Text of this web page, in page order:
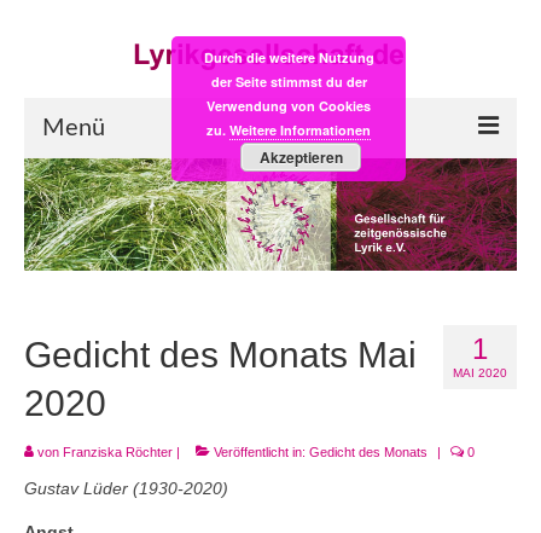
Menü
Start
LYRIK:POST
Einkaufsladen
Empfehlung des Monats
Veranstaltungen
1
MAI 2020
Gedicht des Monats Mai
2020
von Franziska Röchter | Veröffentlicht in: Gedicht des Monats | 0
Gustav Lüder (1930-2020)
Durch die weitere Nutzung
der Seite stimmst du der
Verwendung von Cookies
zu. Weitere Informationen
Akzeptieren